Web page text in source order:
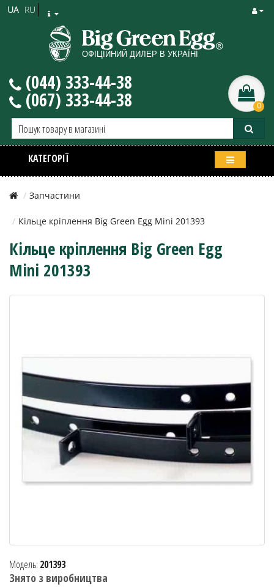
RU
UA
(044) 333-44-38
(067) 333-44-38 0
КАТЕГОРІЇ
Запчастини
Кільце кріплення Big Green Egg Mini 201393
Кільце кріплення Big Green Egg
Mini 201393
Модель: 201393
Знято з виробництва